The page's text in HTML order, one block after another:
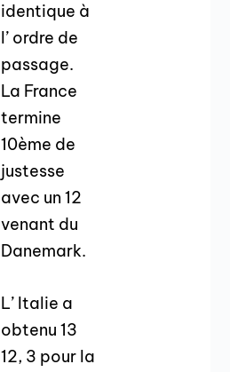
identique à
l’ ordre de
passage.
La France
termine
10ème de
justesse
avec un 12
venant du
Danemark.
L’ Italie a
obtenu 13
12, 3 pour la